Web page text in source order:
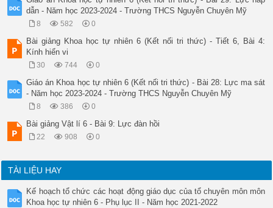
dẫn - Năm học 2023-2024 - Trường THCS Nguyễn Chuyên Mỹ
8 582 0
Bài giảng Khoa học tự nhiên 6 (Kết nối tri thức) - Tiết 6, Bài 4:
Kính hiển vi
30 744 0
Giáo án Khoa học tự nhiên 6 (Kết nối tri thức) - Bài 28: Lực ma sát
- Năm học 2023-2024 - Trường THCS Nguyễn Chuyên Mỹ
8 386 0
Bài giảng Vật lí 6 - Bài 9: Lực đàn hồi
22 908 0
TÀI LIỆU HAY
Kế hoạch tổ chức các hoạt động giáo dục của tổ chuyên môn môn
Khoa học tự nhiên 6 - Phụ lục II - Năm học 2021-2022